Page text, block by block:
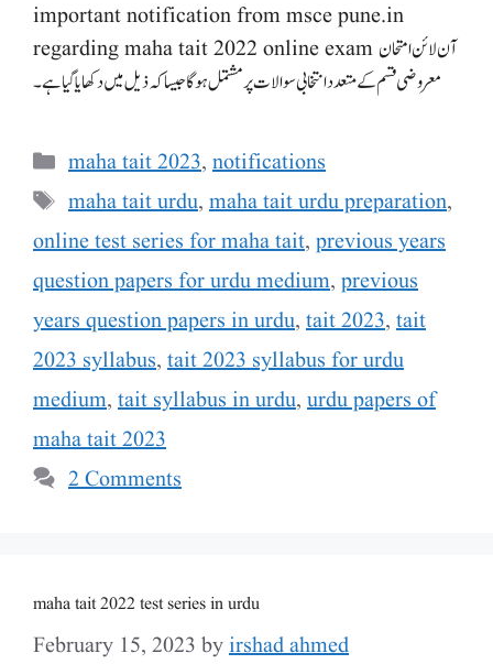
important notification from msce pune.in
regarding maha tait 2022 online exam آن لائن امتحان
معروضی قسم کے متعدد انتخابی سوالات پر مشتمل ہوگا جیسا کہ ذیل میں دکھایا گیا ہے۔
Categories
maha tait 2023, notifications
Tags
maha tait urdu, maha tait urdu preparation,
online test series for maha tait, previous years
question papers for urdu medium, previous
years question papers in urdu, tait 2023, tait
2023 syllabus, tait 2023 syllabus for urdu
medium, tait syllabus in urdu, urdu papers of
maha tait 2023
2 Comments
maha tait 2022 test series in urdu
February 15, 2023 byirshad ahmed